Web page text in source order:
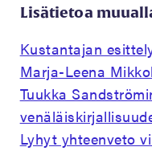
Lisätietoa
Kustantajan
Marja-Leena
Tuukka
Lyhyt yhteenveto